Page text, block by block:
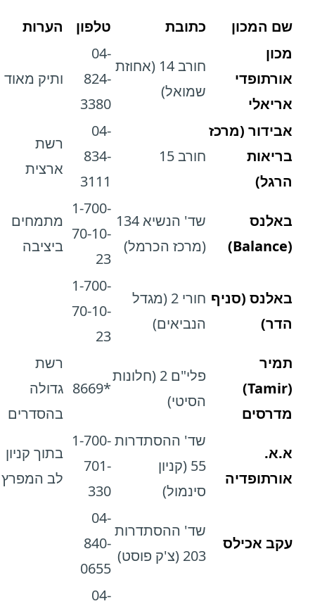
שם המכון כתובת טלפון
הערות
מכון
אורתופדי
אריאלי
חורב 14 (אחוזת
שמואל)
04-
824-
3380
ותיק מאוד
אבידור (מרכז
בריאות
הרגל)
חורב 15
04-
834-
3111
רשת
ארצית
באלנס
(Balance)
שד' הנשיא 134
(מרכז הכרמל)
1-700-
70-10-
23
מתמחים
ביציבה
באלנס (סניף
הדר)
חורי 2 (מגדל
הנביאים)
1-700-
70-10-
23
תמיר
(Tamir)
מדרסים
פלי"ם 2 (חלונות
הסיטי)
*8669
רשת
גדולה
בהסדרים
א.א.
אורתופדיה
שד' ההסתדרות
55 (קניון
סינמול)
1-700-
701-
330
בתוך קניון
לב המפרץ
עקב אכילס
שד' ההסתדרות
203 (צ'ק פוסט)
04-
840-
0655
04-